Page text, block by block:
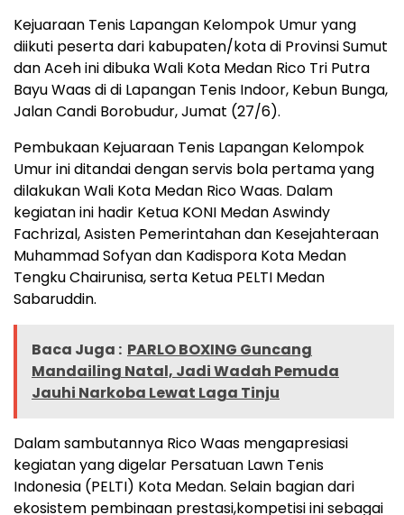
Kejuaraan Tenis Lapangan Kelompok Umur yang
diikuti peserta dari kabupaten/kota di Provinsi Sumut
dan Aceh ini dibuka Wali Kota Medan Rico Tri Putra
Bayu Waas di di Lapangan Tenis Indoor, Kebun Bunga,
Jalan Candi Borobudur, Jumat (27/6).
Pembukaan Kejuaraan Tenis Lapangan Kelompok
Umur ini ditandai dengan servis bola pertama yang
dilakukan Wali Kota Medan Rico Waas. Dalam
kegiatan ini hadir Ketua KONI Medan Aswindy
Fachrizal, Asisten Pemerintahan dan Kesejahteraan
Muhammad Sofyan dan Kadispora Kota Medan
Tengku Chairunisa, serta Ketua PELTI Medan
Sabaruddin.
Baca Juga : PARLO BOXING Guncang
Mandailing Natal, Jadi Wadah Pemuda
Jauhi Narkoba Lewat Laga Tinju
Dalam sambutannya Rico Waas mengapresiasi
kegiatan yang digelar Persatuan Lawn Tenis
Indonesia (PELTI) Kota Medan. Selain bagian dari
ekosistem pembinaan prestasi,kompetisi ini sebagai